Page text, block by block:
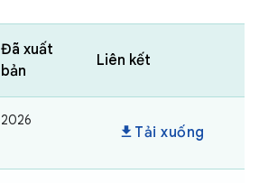
Đã xuất
bản
Liên kết
2026
download Tải xuống